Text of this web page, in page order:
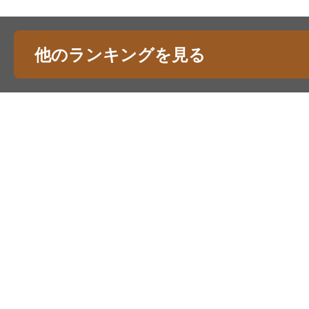
他のランキングを見る